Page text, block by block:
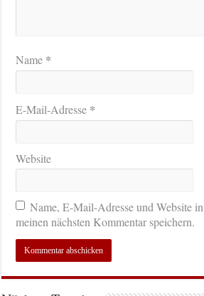
Name *
E-Mail-Adresse *
Website
Name, E-Mail-Adresse und Website
meinen nächsten Kommentar speichern.